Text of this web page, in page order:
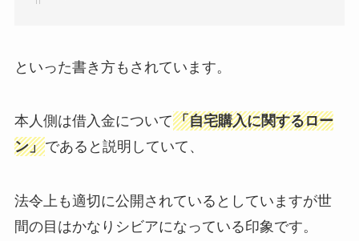
といった書き方もされています。
本人側は借入金について「自宅購入に関するロー
ン」であると説明していて、
法令上も適切に公開されているとしていますが世
間の目はかなりシビアになっている印象です。